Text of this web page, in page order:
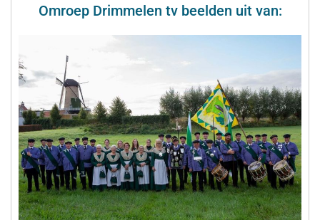
Omroep Drimmelen tv beelden uit van: